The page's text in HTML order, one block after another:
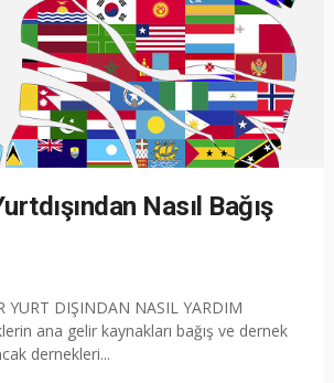
Nasıl Bağış
DIŞINDAN NASIL YARDIM
ana gelir kaynakları bağış ve dernek
dernekleri...